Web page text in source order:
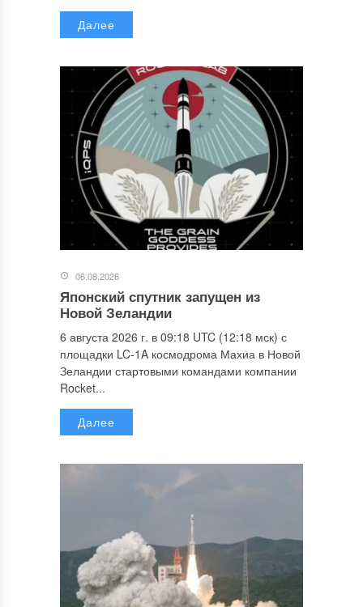
Далее
06.08.2026
Японский спутник запущен из
Новой Зеландии
6 августа 2026 г. в 09:18 UTC (12:18 мск) с
площадки LC-1A космодрома Махиа в Новой
Зеландии стартовыми командами компании
Rocket...
Далее